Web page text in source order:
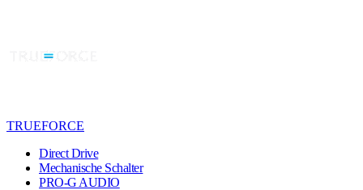
TRUEFORCE
Direct Drive
Mechanische Schalter
PRO-G AUDIO